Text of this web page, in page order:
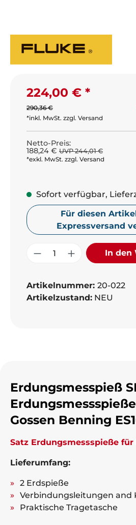
Verkaufspreis:
224,00 €
290,36 €
*inkl. MwSt. zzgl. Versand
Netto-Preis:
188,24 € UVP 244,01 €
*exkl. MwSt. zzgl. Versand
Sofort verfügbar,
Für diesen
Expressversand
Produkt Anzahl:
In den
Artikelnummer: 20-022
Artikelzustand: NEU
Erdungsmesspieß
Gossen Benning
Satz Erdungsmessspieße
Lieferumfang:
2 Erdspieße
Verbindungsleitungen and
Praktische Tragetasche